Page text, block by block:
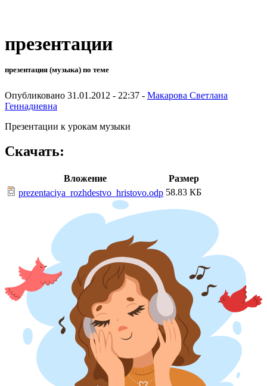
презентации
презентация (музыка) по теме
Опубликовано 31.01.2012 - 22:37 - Макарова Светлана
Геннадиевна
Презентации к урокам музыки
Скачать:
Вложение
Размер
prezentaciya_rozhdestvo_hristovo.odp 58.83 КБ